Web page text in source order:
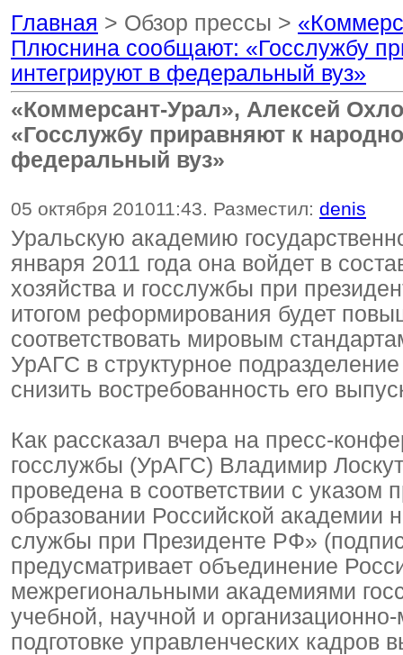
Главная > Обзор прессы >
Плюснина сообщают: «Госслужбу
интегрируют в федеральный вуз»
«Коммерсант-Урал», Алексей
«Госслужбу приравняют к
федеральный вуз»
05 октября 201011:43. Разместил: denis
Уральскую академию
января 2011 года она войдет в
хозяйства и госслужбы при
итогом реформирования будет
соответствовать мировым
УрАГС в структурное
снизить востребованность его
Как рассказал вчера на пресс-
госслужбы (УрАГС) Владимир
проведена в соответствии с
образовании Российской академии
службы при Президенте РФ»
предусматривает объединение
межрегиональными академиями
учебной, научной и
подготовке управленческих